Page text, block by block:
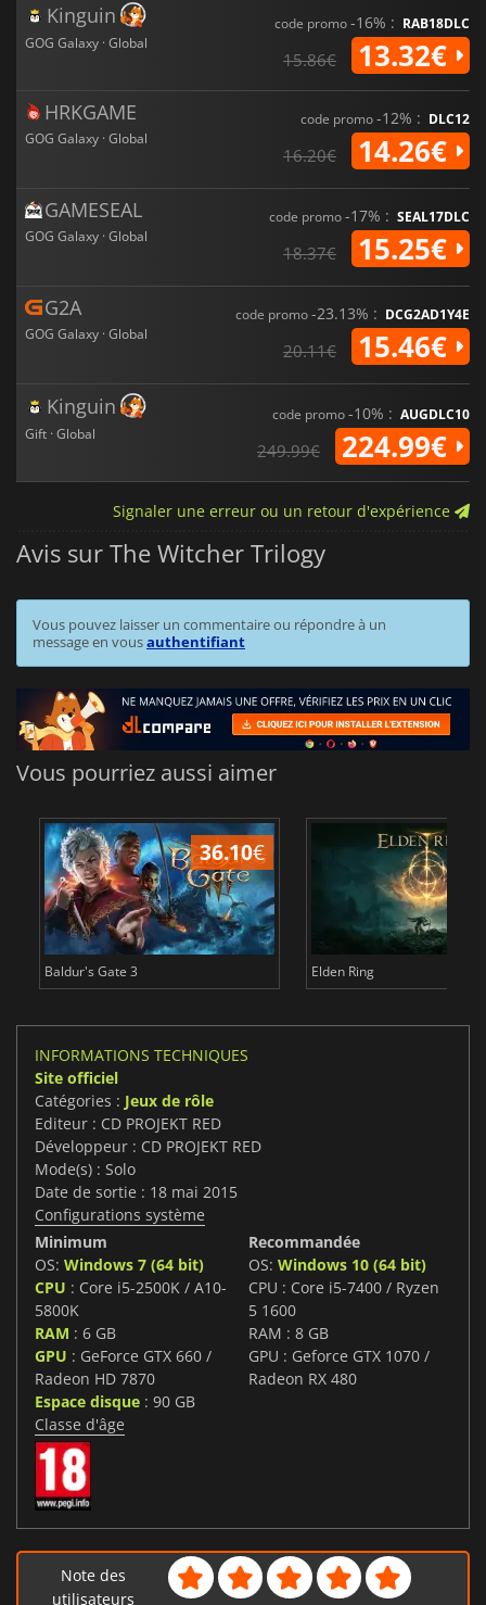
Kinguin
GOG Galaxy · Global
code promo-16% : RAB18DLC
15.86€ 13.32€
HRKGAME
GOG Galaxy · Global
code promo-12% : DLC12
16.20€ 14.26€
GAMESEAL
GOG Galaxy · Global
code promo-17% : SEAL17DLC
18.37€ 15.25€
G2A
GOG Galaxy · Global
code promo-23.13% : DCG2AD1Y4E
20.11€ 15.46€
Kinguin
Gift · Global
code promo-10% : AUGDLC10
249.99€ 224.99€
Signaler une erreur ou un retour d'expérience
Avis sur The Witcher Trilogy
Vous pouvez laisser un commentaire ou répondre à un
message en vousauthentifiant
Vous pourriez aussi aimer
36.10€
Baldur's Gate 3 Elden Ring
INFORMATIONS TECHNIQUES
Site officiel
Catégories : Jeux de rôle
Editeur : CD PROJEKT RED
Développeur : CD PROJEKT RED
Mode(s) : Solo
Date de sortie : 18 mai 2015
Configurations système
Minimum
OS: Windows 7 (64 bit)
CPU : Core i5-2500K / A10-
5800K
RAM : 6 GB
GPU : GeForce GTX 660 /
Radeon HD 7870
Espace disque : 90 GB
Recommandée
OS: Windows 10 (64 bit)
CPU : Core i5-7400 / Ryzen
5 1600
RAM : 8 GB
GPU : Geforce GTX 1070 /
Radeon RX 480
Classe d'âge
Note des
utilisateurs